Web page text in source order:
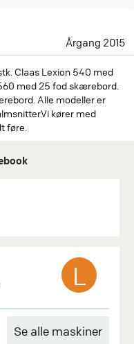
Årgang 2015
Claas Lexion 540 med
med 25 fod skærebord.
Alle modeller er
Vi kører med
føre.
L
Se alle maskiner